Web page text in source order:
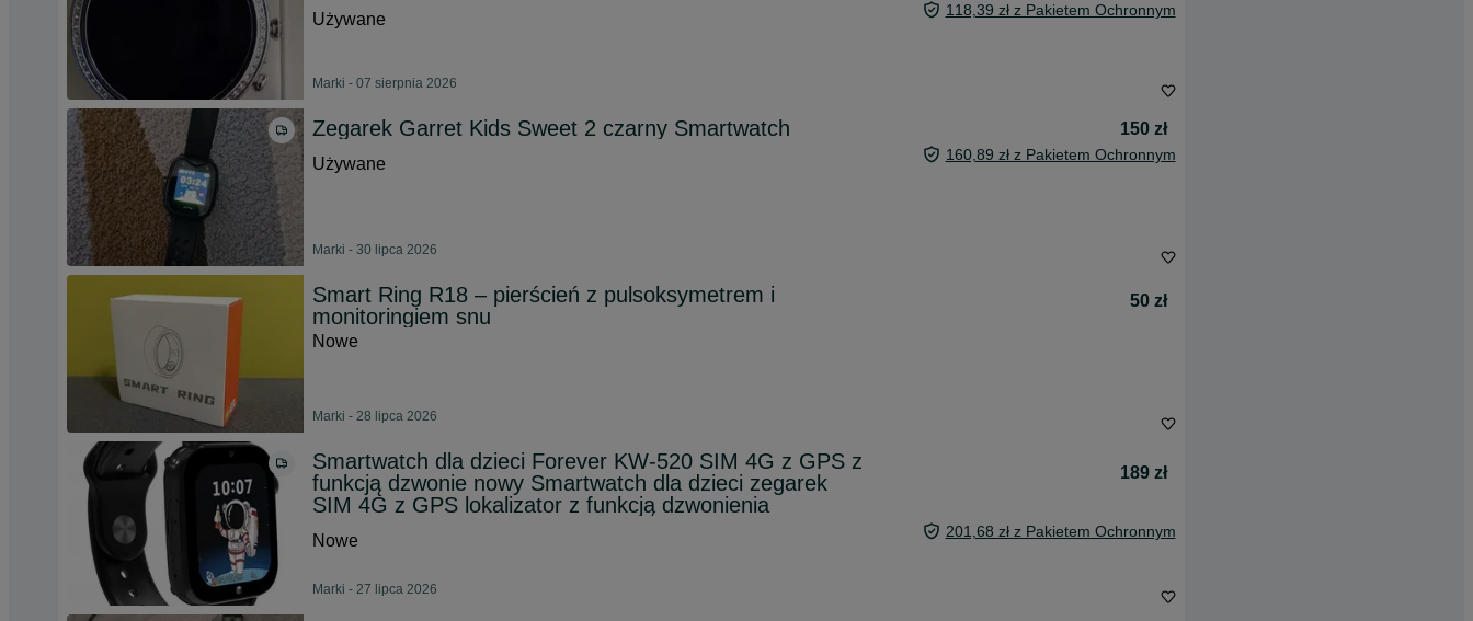
Używane 118,39 zł z Pakietem Ochronnym
Marki - 07 sierpnia 2026
Zegarek Garret Kids Sweet 2 czarny Smartwatch
150 zł
Używane
160,89 zł z Pakietem Ochronnym
Marki - 30 lipca 2026
Smart Ring R18 – pierścień z pulsoksymetrem i
monitoringiem snu
50 zł
Nowe
Marki - 28 lipca 2026
Smartwatch dla dzieci Forever KW-520 SIM 4G z GPS z
funkcją dzwonie nowy Smartwatch dla dzieci zegarek
SIM 4G z GPS lokalizator z funkcją dzwonienia
189 zł
Nowe 201,68 zł z Pakietem Ochronnym
Marki - 27 lipca 2026